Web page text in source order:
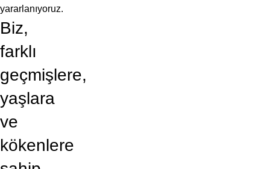
yararlanıyoruz.
Biz,
farklı
geçmişlere,
yaşlara
ve
kökenlere